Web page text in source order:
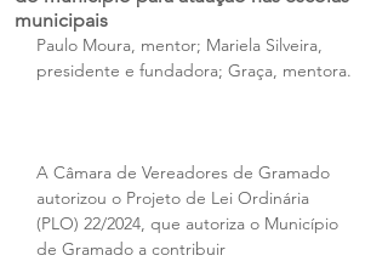
municipais
Paulo Moura, mentor; Mariela Silveira,
presidente e fundadora; Graça, mentora.
A Câmara de Vereadores de Gramado
autorizou o Projeto de Lei Ordinária
(PLO) 22/2024, que autoriza o Município
de Gramado a contribuir